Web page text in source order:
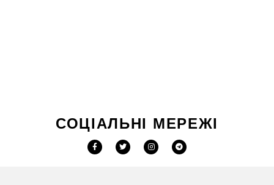
СОЦІАЛЬНІ МЕРЕЖІ